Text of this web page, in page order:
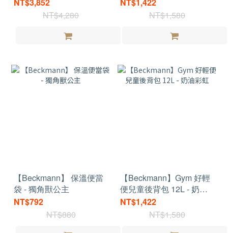
NT$4,280
NT$1,580
【Beckmann】 保溫便當
袋 - 獨角獸公主
NT$792
NT$880
【Beckmann】Gym 好輕
便兒童後背包 12L - 奶油
彩虹
NT$1,422
NT$1,580